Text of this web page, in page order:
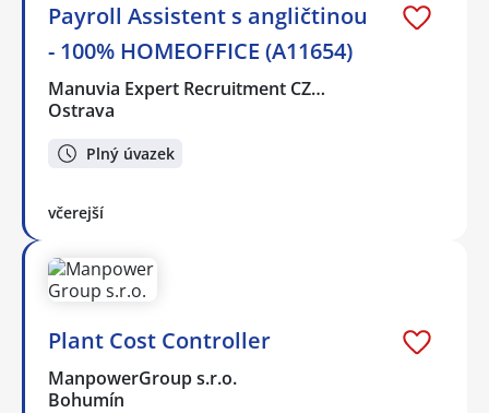
Payroll Assistent s angličtinou
- 100% HOMEOFFICE (A11654)
Manuvia Expert Recruitment CZ…
Ostrava
Plný úvazek
včerejší
Plant Cost Controller
ManpowerGroup s.r.o.
Bohumín